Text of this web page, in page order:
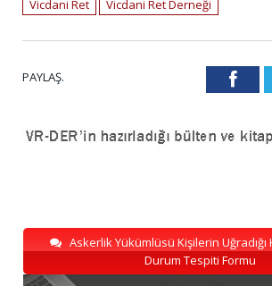
Vicdani Ret Vicdani Ret Derneği
PAYLAŞ.
Askerlik Yükümlüsü Kişilerin
Durum Tespiti Formu